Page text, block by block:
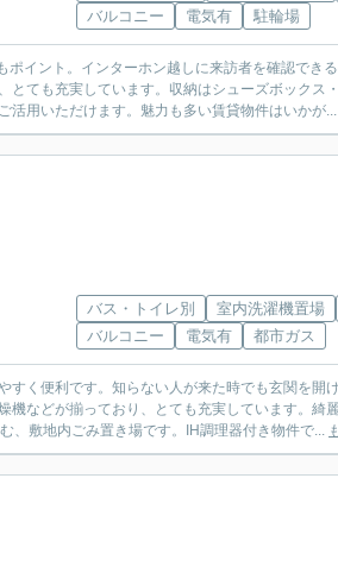
バルコニー
電気有 駐輪場
イント。インターホン越しに来訪者を確認でき
ても充実しています。収納はシューズボックス
活用いただけます。魅力も多い賃貸物件はいかが...
バス・トイレ別 室内洗濯機置場
バルコニー
電気有 都市ガス
く便利です。知らない人が来た時でも玄関を開
などが揃っており、とても充実しています。綺
、敷地内ごみ置き場です。IH調理器付き物件で...